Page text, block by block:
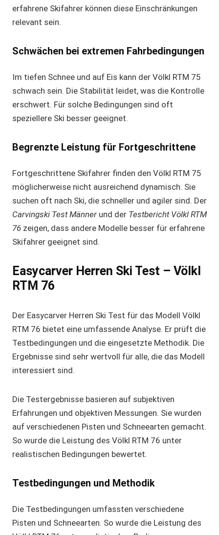
erfahrene Skifahrer können diese Einschränkungen
relevant sein.
Schwächen bei extremen Fahrbedingungen
Im tiefen Schnee und auf Eis kann der Völkl RTM 75
schwach sein. Die Stabilität leidet, was die Kontrolle
erschwert. Für solche Bedingungen sind oft
speziellere Ski besser geeignet.
Begrenzte Leistung für Fortgeschrittene
Fortgeschrittene Skifahrer finden den Völkl RTM 75
möglicherweise nicht ausreichend dynamisch. Sie
suchen oft nach Ski, die schneller und agiler sind. Der
Carvingski Test Männer und der Testbericht Völkl RTM
76 zeigen, dass andere Modelle besser für erfahrene
Skifahrer geeignet sind.
Easycarver Herren Ski Test – Völkl
RTM 76
Der Easycarver Herren Ski Test für das Modell Völkl
RTM 76 bietet eine umfassende Analyse. Er prüft die
Testbedingungen und die eingesetzte Methodik. Die
Ergebnisse sind sehr wertvoll für alle, die das Modell
interessiert sind.
Die Testergebnisse basieren auf subjektiven
Erfahrungen und objektiven Messungen. Sie wurden
auf verschiedenen Pisten und Schneearten gemacht.
So wurde die Leistung des Völkl RTM 76 unter
realistischen Bedingungen bewertet.
Testbedingungen und Methodik
Die Testbedingungen umfassten verschiedene
Pisten und Schneearten. So wurde die Leistung des